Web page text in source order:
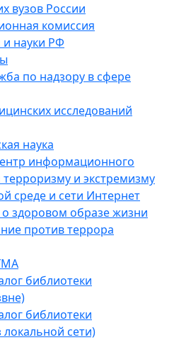
вузов России
комиссия
науки РФ
по надзору в сфере
исследований
наука
информационного
и экстремизму
среде и сети Интернет
здоровом образе жизни
против террора
библиотеки
библиотеки
сети)